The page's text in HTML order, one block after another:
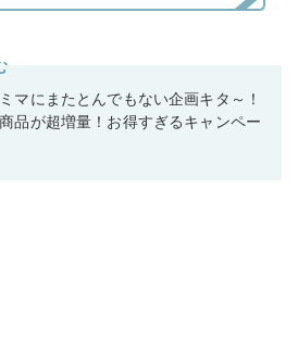
マにまたとんでもない企画キタ～！
品が超増量！お得すぎるキャンペー